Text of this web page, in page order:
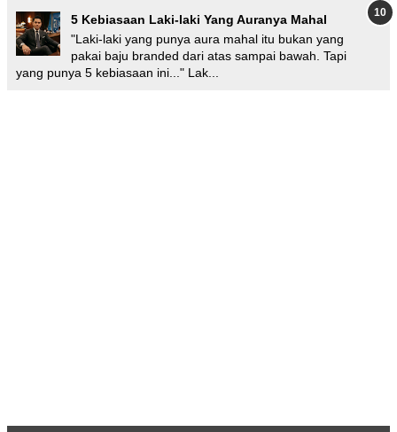
5 Kebiasaan Laki-laki Yang Auranya Mahal
"Laki-laki yang punya aura mahal itu bukan yang
pakai baju branded dari atas sampai bawah. Tapi
yang punya 5 kebiasaan ini..." Lak...